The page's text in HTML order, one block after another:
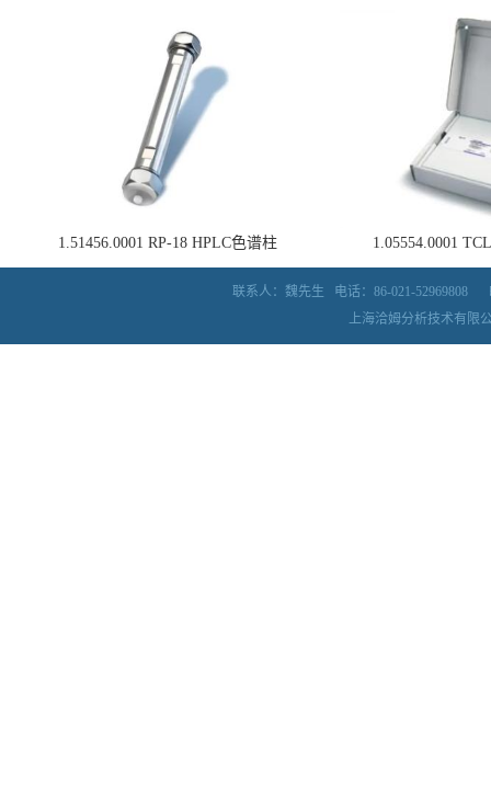
1.51456.0001 RP-18 HPLC色谱柱 1.05554.0001
联系人：魏先生 电话：86-021-52969808
上海洽姆分析技术有限